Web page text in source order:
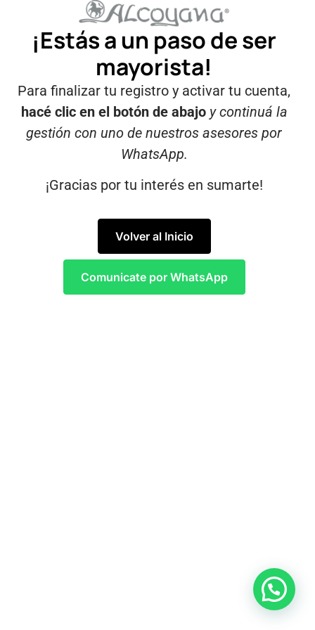
¡Estás a un paso de ser
mayorista!
Para finalizar tu registro y activar tu cuenta,
hacé clic en el botón de abajo y continuá la
gestión con uno de nuestros asesores por
WhatsApp.
¡Gracias por tu interés en sumarte!
Volver al Inicio
Comunicate por WhatsApp